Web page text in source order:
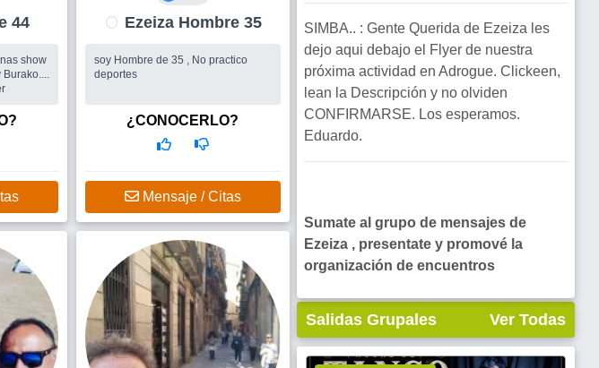
44
show
Ezeiza Hombre 35
soy Hombre de 35 , No practico
deportes
¿CONOCERLO?
Mensaje / Citas
SIMBA.. : Gente Querida de Ezeiza les
dejo aqui debajo el Flyer de nuestra
próxima actividad en Adrogue. Clickeen,
lean la Descripción y no olviden
CONFIRMARSE. Los esperamos.
Eduardo.
Sumate al grupo de mensajes de
Ezeiza , presentate y promové la
organización de encuentros
Salidas Grupales Ver Todas